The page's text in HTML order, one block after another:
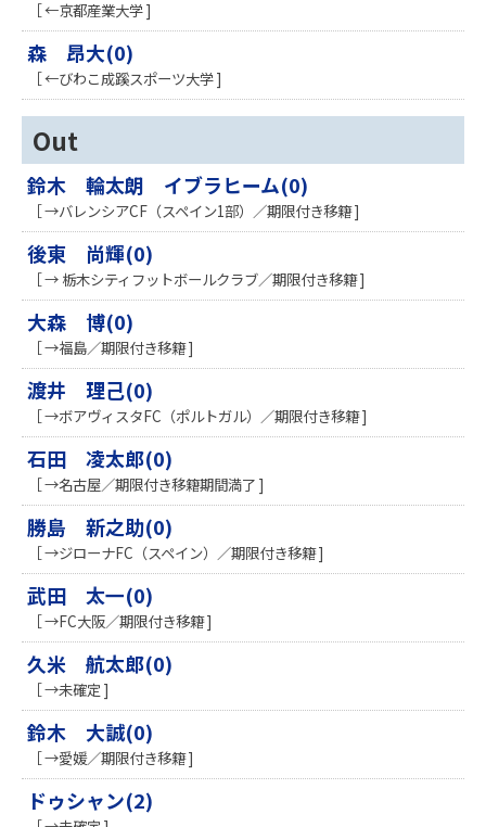
［ ←京都産業大学 ]
森 昂大(0)
［ ←びわこ成蹊スポーツ大学 ]
Out
鈴木 輪太朗 イブラヒーム(0)
［ →バレンシアCF（スペイン1部）／期限付き移籍 ]
後東 尚輝(0)
［ → 栃木シティフットボールクラブ／期限付き移籍 ]
大森 博(0)
［ →福島／期限付き移籍 ]
渡井 理己(0)
［ →ボアヴィスタFC（ポルトガル）／期限付き移籍 ]
石田 凌太郎(0)
［ →名古屋／期限付き移籍期間満了 ]
勝島 新之助(0)
［ →ジローナFC（スペイン）／期限付き移籍 ]
武田 太一(0)
［ →FC大阪／期限付き移籍 ]
久米 航太郎(0)
［ →未確定 ]
鈴木 大誠(0)
［ →愛媛／期限付き移籍 ]
ドゥシャン(2)